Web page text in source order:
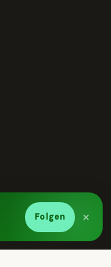
Folgen ×